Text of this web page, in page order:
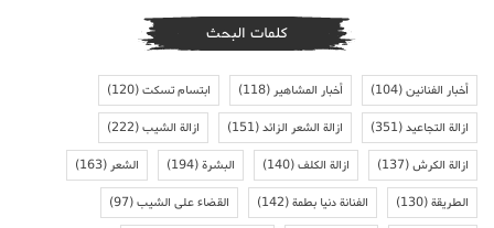
كلمات البحث
أخبار الفنانين(104) أخبار المشاهير(118) ابتسام تسكت(120)
ازالة التجاعيد(351) ازالة الشعر الزائد(151) ازالة الشيب(222)
ازالة الكرش(137) ازالة الكلف(140) البشرة(194) الشعر(163)
الطريقة(130) الفنانة دنيا بطمة(142) القضاء على الشيب(97)